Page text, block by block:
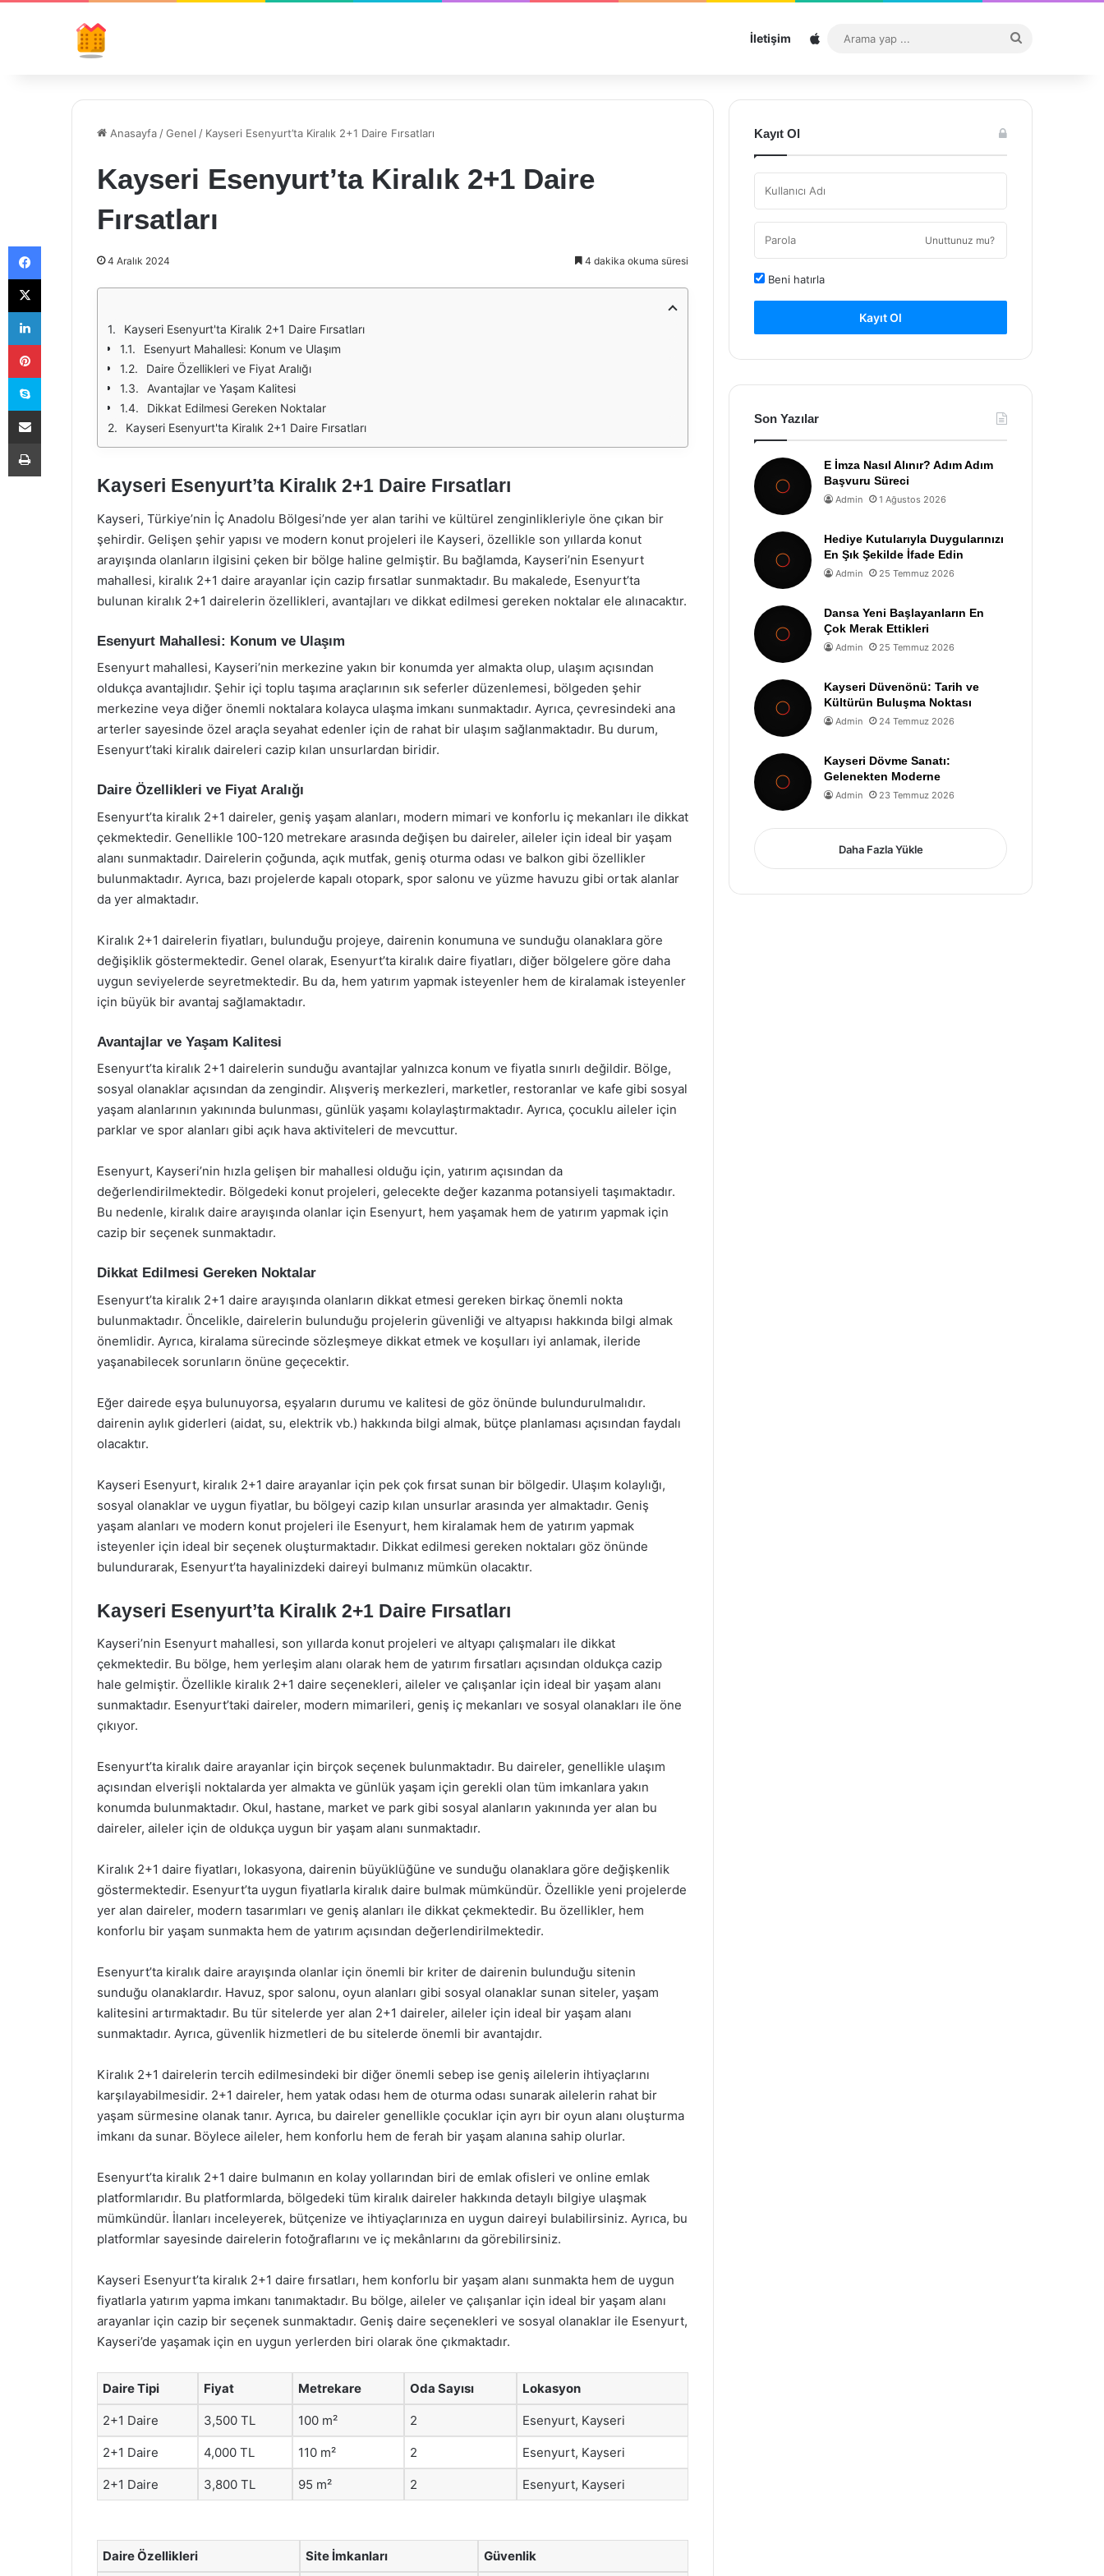
İletişim Sitemap
...
Anasayfa /Genel / Kayseri Esenyurt’ta Kiralık 2+1 Daire Fırsatları
Kayseri Esenyurt’ta Kiralık 2+1 Daire
Fırsatları
4 Aralık 2024 4 dakika okuma süresi
Kayseri Esenyurt'ta Kiralık 2+1 Daire Fırsatları
Esenyurt Mahallesi: Konum ve Ulaşım
Daire Özellikleri ve Fiyat Aralığı
Avantajlar ve Yaşam Kalitesi
Dikkat Edilmesi Gereken Noktalar
Kayseri Esenyurt'ta Kiralık 2+1 Daire Fırsatları
Kayseri Esenyurt’ta Kiralık 2+1 Daire Fırsatları
Kayseri, Türkiye’nin İç Anadolu Bölgesi’nde yer alan tarihi ve kültürel zenginlikleriyle öne çıkan bir
şehirdir. Gelişen şehir yapısı ve modern konut projeleri ile Kayseri, özellikle son yıllarda konut
arayışında olanların ilgisini çeken bir bölge haline gelmiştir. Bu bağlamda, Kayseri’nin Esenyurt
mahallesi, kiralık 2+1 daire arayanlar için cazip fırsatlar sunmaktadır. Bu makalede, Esenyurt’ta
bulunan kiralık 2+1 dairelerin özellikleri, avantajları ve dikkat edilmesi gereken noktalar ele alınacaktır.
Esenyurt Mahallesi: Konum ve Ulaşım
Esenyurt mahallesi, Kayseri’nin merkezine yakın bir konumda yer almakta olup, ulaşım açısından
oldukça avantajlıdır. Şehir içi toplu taşıma araçlarının sık seferler düzenlemesi, bölgeden şehir
merkezine veya diğer önemli noktalara kolayca ulaşma imkanı sunmaktadır. Ayrıca, çevresindeki ana
arterler sayesinde özel araçla seyahat edenler için de rahat bir ulaşım sağlanmaktadır. Bu durum,
Esenyurt’taki kiralık daireleri cazip kılan unsurlardan biridir.
Daire Özellikleri ve Fiyat Aralığı
Esenyurt’ta kiralık 2+1 daireler, geniş yaşam alanları, modern mimari ve konforlu iç mekanları ile dikkat
çekmektedir. Genellikle 100-120 metrekare arasında değişen bu daireler, aileler için ideal bir yaşam
alanı sunmaktadır. Dairelerin çoğunda, açık mutfak, geniş oturma odası ve balkon gibi özellikler
bulunmaktadır. Ayrıca, bazı projelerde kapalı otopark, spor salonu ve yüzme havuzu gibi ortak alanlar
da yer almaktadır.
Kiralık 2+1 dairelerin fiyatları, bulunduğu projeye, dairenin konumuna ve sunduğu olanaklara göre
değişiklik göstermektedir. Genel olarak, Esenyurt’ta kiralık daire fiyatları, diğer bölgelere göre daha
uygun seviyelerde seyretmektedir. Bu da, hem yatırım yapmak isteyenler hem de kiralamak isteyenler
için büyük bir avantaj sağlamaktadır.
Avantajlar ve Yaşam Kalitesi
Esenyurt’ta kiralık 2+1 dairelerin sunduğu avantajlar yalnızca konum ve fiyatla sınırlı değildir. Bölge,
sosyal olanaklar açısından da zengindir. Alışveriş merkezleri, marketler, restoranlar ve kafe gibi sosyal
yaşam alanlarının yakınında bulunması, günlük yaşamı kolaylaştırmaktadır. Ayrıca, çocuklu aileler için
parklar ve spor alanları gibi açık hava aktiviteleri de mevcuttur.
Esenyurt, Kayseri’nin hızla gelişen bir mahallesi olduğu için, yatırım açısından da
değerlendirilmektedir. Bölgedeki konut projeleri, gelecekte değer kazanma potansiyeli taşımaktadır.
Bu nedenle, kiralık daire arayışında olanlar için Esenyurt, hem yaşamak hem de yatırım yapmak için
cazip bir seçenek sunmaktadır.
Dikkat Edilmesi Gereken Noktalar
Esenyurt’ta kiralık 2+1 daire arayışında olanların dikkat etmesi gereken birkaç önemli nokta
bulunmaktadır. Öncelikle, dairelerin bulunduğu projelerin güvenliği ve altyapısı hakkında bilgi almak
önemlidir. Ayrıca, kiralama sürecinde sözleşmeye dikkat etmek ve koşulları iyi anlamak, ileride
yaşanabilecek sorunların önüne geçecektir.
Eğer dairede eşya bulunuyorsa, eşyaların durumu ve kalitesi de göz önünde bulundurulmalıdır.
dairenin aylık giderleri (aidat, su, elektrik vb.) hakkında bilgi almak, bütçe planlaması açısından faydalı
olacaktır.
Kayseri Esenyurt, kiralık 2+1 daire arayanlar için pek çok fırsat sunan bir bölgedir. Ulaşım kolaylığı,
sosyal olanaklar ve uygun fiyatlar, bu bölgeyi cazip kılan unsurlar arasında yer almaktadır. Geniş
yaşam alanları ve modern konut projeleri ile Esenyurt, hem kiralamak hem de yatırım yapmak
isteyenler için ideal bir seçenek oluşturmaktadır. Dikkat edilmesi gereken noktaları göz önünde
bulundurarak, Esenyurt’ta hayalinizdeki daireyi bulmanız mümkün olacaktır.
Kayseri Esenyurt’ta Kiralık 2+1 Daire Fırsatları
Kayseri’nin Esenyurt mahallesi, son yıllarda konut projeleri ve altyapı çalışmaları ile dikkat
çekmektedir. Bu bölge, hem yerleşim alanı olarak hem de yatırım fırsatları açısından oldukça cazip
hale gelmiştir. Özellikle kiralık 2+1 daire seçenekleri, aileler ve çalışanlar için ideal bir yaşam alanı
sunmaktadır. Esenyurt’taki daireler, modern mimarileri, geniş iç mekanları ve sosyal olanakları ile öne
çıkıyor.
Esenyurt’ta kiralık daire arayanlar için birçok seçenek bulunmaktadır. Bu daireler, genellikle ulaşım
açısından elverişli noktalarda yer almakta ve günlük yaşam için gerekli olan tüm imkanlara yakın
konumda bulunmaktadır. Okul, hastane, market ve park gibi sosyal alanların yakınında yer alan bu
daireler, aileler için de oldukça uygun bir yaşam alanı sunmaktadır.
Kiralık 2+1 daire fiyatları, lokasyona, dairenin büyüklüğüne ve sunduğu olanaklara göre değişkenlik
göstermektedir. Esenyurt’ta uygun fiyatlarla kiralık daire bulmak mümkündür. Özellikle yeni projelerde
yer alan daireler, modern tasarımları ve geniş alanları ile dikkat çekmektedir. Bu özellikler, hem
konforlu bir yaşam sunmakta hem de yatırım açısından değerlendirilmektedir.
Esenyurt’ta kiralık daire arayışında olanlar için önemli bir kriter de dairenin bulunduğu sitenin
sunduğu olanaklardır. Havuz, spor salonu, oyun alanları gibi sosyal olanaklar sunan siteler, yaşam
kalitesini artırmaktadır. Bu tür sitelerde yer alan 2+1 daireler, aileler için ideal bir yaşam alanı
sunmaktadır. Ayrıca, güvenlik hizmetleri de bu sitelerde önemli bir avantajdır.
Kiralık 2+1 dairelerin tercih edilmesindeki bir diğer önemli sebep ise geniş ailelerin ihtiyaçlarını
karşılayabilmesidir. 2+1 daireler, hem yatak odası hem de oturma odası sunarak ailelerin rahat bir
yaşam sürmesine olanak tanır. Ayrıca, bu daireler genellikle çocuklar için ayrı bir oyun alanı oluşturma
imkanı da sunar. Böylece aileler, hem konforlu hem de ferah bir yaşam alanına sahip olurlar.
Esenyurt’ta kiralık 2+1 daire bulmanın en kolay yollarından biri de emlak ofisleri ve online emlak
platformlarıdır. Bu platformlarda, bölgedeki tüm kiralık daireler hakkında detaylı bilgiye ulaşmak
mümkündür. İlanları inceleyerek, bütçenize ve ihtiyaçlarınıza en uygun daireyi bulabilirsiniz. Ayrıca, bu
platformlar sayesinde dairelerin fotoğraflarını ve iç mekânlarını da görebilirsiniz.
Kayseri Esenyurt’ta kiralık 2+1 daire fırsatları, hem konforlu bir yaşam alanı sunmakta hem de uygun
fiyatlarla yatırım yapma imkanı tanımaktadır. Bu bölge, aileler ve çalışanlar için ideal bir yaşam alanı
arayanlar için cazip bir seçenek sunmaktadır. Geniş daire seçenekleri ve sosyal olanaklar ile Esenyurt,
Kayseri’de yaşamak için en uygun yerlerden biri olarak öne çıkmaktadır.
Daire Tipi Fiyat Metrekare Oda Sayısı Lokasyon
2+1 Daire 3,500 TL 100 m² 2 Esenyurt, Kayseri
2+1 Daire 4,000 TL 110 m² 2 Esenyurt, Kayseri
2+1 Daire 3,800 TL 95 m² 2 Esenyurt, Kayseri
Daire Özellikleri Site İmkanları Güvenlik
Kayıt Ol
Unuttunuz mu?
Beni hatırla
Kayıt Ol
Son Yazılar
E İmza Nasıl Alınır? Adım Adım
Başvuru Süreci
Admin 1 Ağustos 2026
Hediye Kutularıyla Duygularınızı
En Şık Şekilde İfade Edin
Admin 25 Temmuz 2026
Dansa Yeni Başlayanların En
Çok Merak Ettikleri
Admin 25 Temmuz 2026
Kayseri Düvenönü: Tarih ve
Kültürün Buluşma Noktası
Admin 24 Temmuz 2026
Kayseri Dövme Sanatı:
Gelenekten Moderne
Admin 23 Temmuz 2026
Daha Fazla Yükle
Facebook
X
LinkedIn
Pinterest
Skype
E-Posta ile paylaş